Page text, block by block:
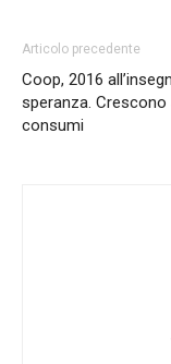
Articolo precedente
Coop, 2016
speranza. Crescono
consumi